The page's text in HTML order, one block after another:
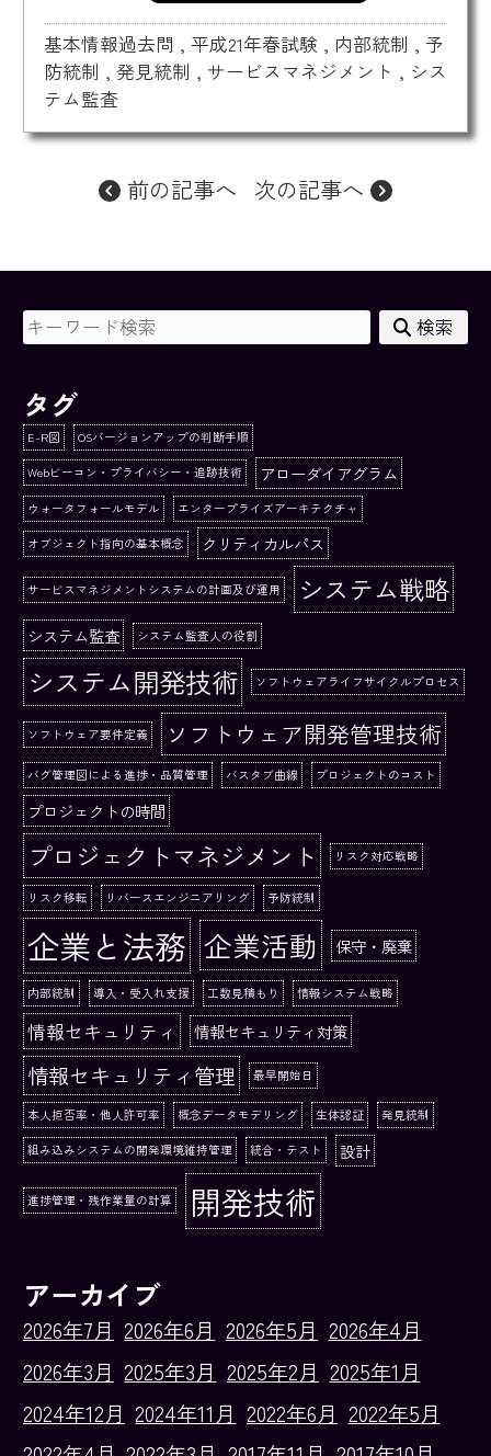
基本情報過去問 , 平成21年春試験 , 内部統制 , 予
防統制 , 発見統制 , サービスマネジメント , シス
テム監査
前の記事へ 次の記事へ
検索
タグ
E-R図 OSバージョンアップの判断手順
Webビーコン・プライバシー・追跡技術 アローダイアグラム
ウォータフォールモデル エンタープライズアーキテクチャ
オブジェクト指向の基本概念 クリティカルパス
サービスマネジメントシステムの計画及び運用 システム戦略
システム監査 システム監査人の役割
システム開発技術 ソフトウェアライフサイクルプロセス
ソフトウェア要件定義 ソフトウェア開発管理技術
バグ管理図による進捗・品質管理 バスタブ曲線 プロジェクトのコスト
プロジェクトの時間
プロジェクトマネジメント リスク対応戦略
リスク移転 リバースエンジニアリング 予防統制
企業と法務 企業活動 保守・廃棄
内部統制 導入・受入れ支援 工数見積もり 情報システム戦略
情報セキュリティ 情報セキュリティ対策
情報セキュリティ管理 最早開始日
本人拒否率・他人許可率 概念データモデリング 生体認証 発見統制
組み込みシステムの開発環境維持管理 統合・テスト 設計
進捗管理・残作業量の計算 開発技術
アーカイブ
2026年7月 2026年6月 2026年5月 2026年4月
2026年3月 2025年3月 2025年2月 2025年1月
2024年12月 2024年11月 2022年6月 2022年5月